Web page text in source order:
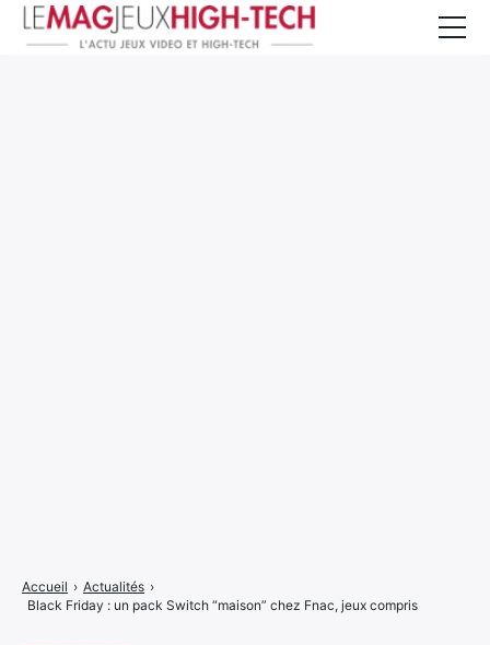
Accueil › Actualités ›
Black Friday : un pack Switch “maison” chez Fnac, jeux compris